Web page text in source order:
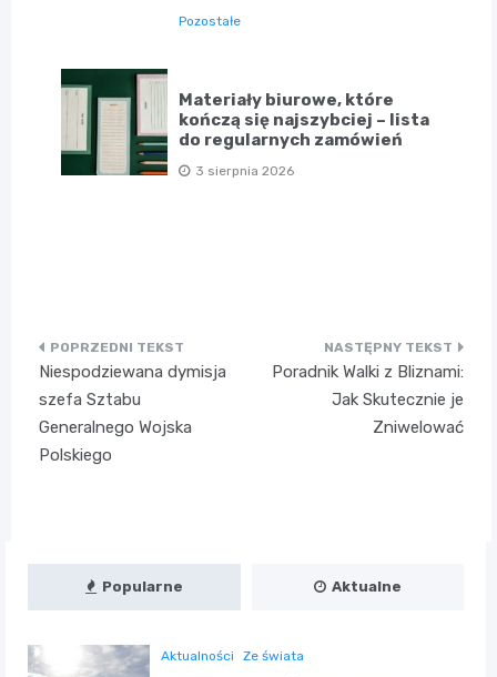
Pozostałe
Materiały biurowe, które
kończą się najszybciej – lista
do regularnych zamówień
3 sierpnia 2026
Nawigacja
wpisu
Niespodziewana dymisja
szefa Sztabu
Generalnego Wojska
Polskiego
Poradnik Walki z Bliznami:
Jak Skutecznie je
Zniwelować
Popularne Aktualne
Aktualności Ze świata